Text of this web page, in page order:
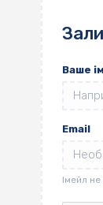
Ваше
Email